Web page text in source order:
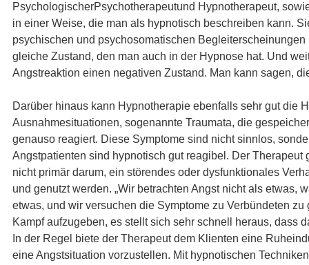
PsychologischerPsychotherapeutund Hypnotherapeut,
in einer Weise, die man als hypnotisch beschreiben kann.
psychischen und psychosomatischen
gleiche Zustand, den man auch in der Hypnose hat. Und
Angstreaktion einen negativen Zustand. Man kann sagen,
Darüber hinaus kann Hypnotherapie ebenfalls sehr gut die
Ausnahmesituationen, sogenannte Traumata, die
genauso reagiert. Diese Symptome sind nicht sinnlos,
Angstpatienten sind hypnotisch gut reagibel. Der
nicht primär darum, ein störendes oder dysfunktionales
und genutzt werden. „Wir betrachten Angst nicht als
etwas, und wir versuchen die Symptome zu Verbündeten
Kampf aufzugeben, es stellt sich sehr schnell heraus, dass
In der Regel biete der Therapeut dem Klienten eine
eine Angstsituation vorzustellen. Mit hypnotischen